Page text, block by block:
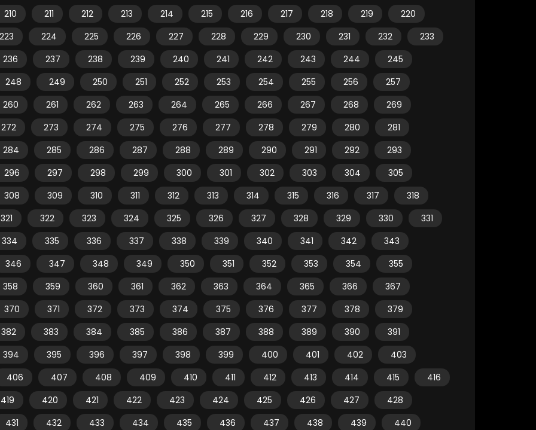
210
211 212 213 214 215 216 217 218 219
220
223
224 225 226 227 228 229 230 231 232
233
236
237 238 239 240 241 242 243 244
245
248
249 250 251 252 253 254 255 256
257
260
261 262 263 264 265 266 267 268
269
272
273 274 275 276 277 278 279 280
281
284
285 286 287 288 289 290 291 292
293
296
297 298 299 300 301 302 303 304
305
308
309 310 311 312 313 314 315 316 317
318
321
322 323 324 325 326 327 328 329 330
331
334
335 336 337 338 339 340 341 342
343
346
347 348 349 350 351 352 353 354
355
358
359 360 361 362 363 364 365 366
367
370
371 372 373 374 375 376 377 378
379
382
383 384 385 386 387 388 389 390
391
394
395 396 397 398 399 400 401 402
403
406
407 408 409 410 411 412 413 414 415
416
419
420 421 422 423 424 425 426 427
428
431
432 433 434 435 436 437 438 439
440